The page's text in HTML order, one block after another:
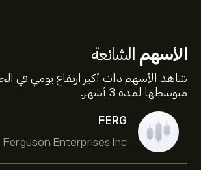
الأسهم الشائعة
شاهد الأسهم ذات أكبر ارتفاع يومي في
متوسطها لمدة 3 أشهر.
FERG
Ferguson Enterprises Inc